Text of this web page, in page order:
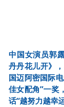
中国女演员郭
丹丹花儿开》
国迈阿密国际
佳女配角”一奖
话“越努力越幸运